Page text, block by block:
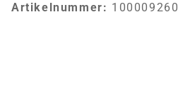
Artikelnummer: 100009260